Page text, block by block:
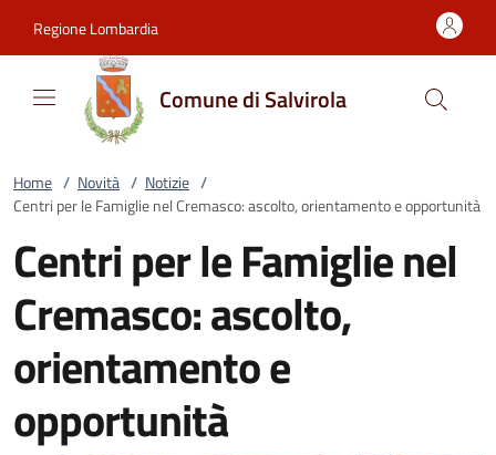
Regione Lombardia
Comune di Salvirola
Home / Novità / Notizie /
Centri per le Famiglie nel Cremasco: ascolto, orientamento e opportunità
Centri per le Famiglie nel
Cremasco: ascolto,
orientamento e
opportunità